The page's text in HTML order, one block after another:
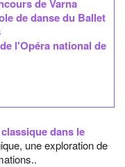
de Varna
de danse du Ballet
l'Opéra national de
dans le
une exploration de